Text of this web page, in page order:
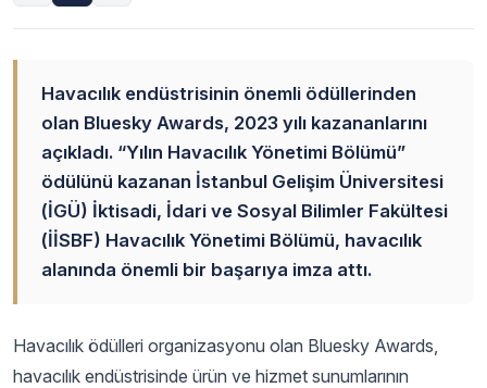
Havacılık endüstrisinin önemli ödüllerinden
olan Bluesky Awards, 2023 yılı kazananlarını
açıkladı. “Yılın Havacılık Yönetimi Bölümü”
ödülünü kazanan İstanbul Gelişim Üniversitesi
(İGÜ) İktisadi, İdari ve Sosyal Bilimler Fakültesi
(İİSBF) Havacılık Yönetimi Bölümü, havacılık
alanında önemli bir başarıya imza attı.
Havacılık ödülleri organizasyonu olan Bluesky Awards,
havacılık endüstrisinde ürün ve hizmet sunumlarının